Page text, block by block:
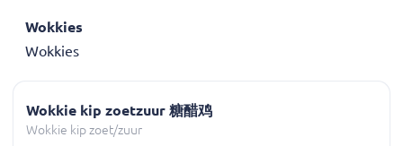
Wokkies
Wokkies
Wokkie kip zoetzuur 糖醋鸡
Wokkie kip zoet/zuur